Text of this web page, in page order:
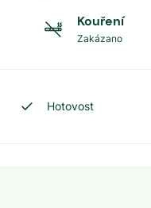
Kouření
Zakázano
Hotovost